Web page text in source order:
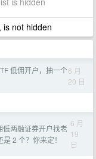
not hidden
低佣开户，抽一个6 月
20 日
低两融证券开户找老
2 个？你来定！
6 月
19
日